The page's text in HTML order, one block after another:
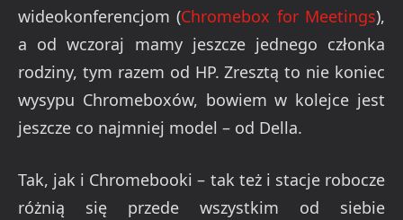
wideokonferencjom (Chromebox for Meetings),
a od wczoraj mamy jeszcze jednego członka
rodziny, tym razem od HP. Zresztą to nie koniec
wysypu Chromeboxów, bowiem w kolejce jest
jeszcze co najmniej model – od Della.
Tak, jak i Chromebooki – tak też i stacje robocze
różnią się przede wszystkim od siebie